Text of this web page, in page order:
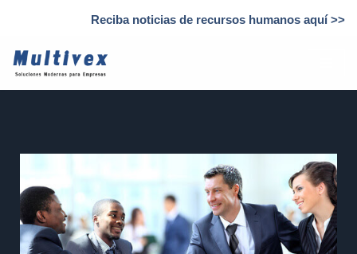
al
contenido
Reciba noticias de recursos humanos aquí >>